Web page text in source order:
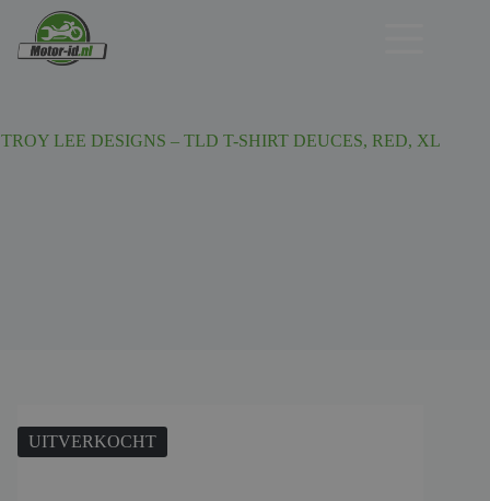
TROY LEE DESIGNS – TLD T-SHIRT DEUCES, RED, XL
UITVERKOCHT